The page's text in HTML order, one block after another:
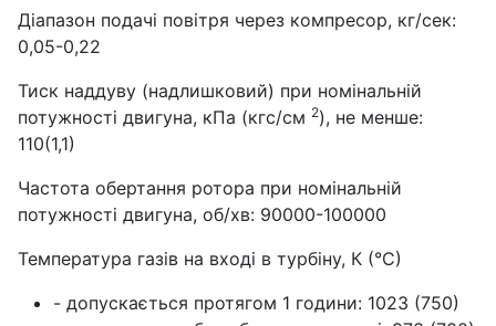
Діапазон подачі повітря через компресор, кг/сек:
0,05-0,22
Тиск наддуву (надлишковий) при номінальній
потужності двигуна, кПа (кгс/см 2), не менше:
110(1,1)
Частота обертання ротора при номінальній
потужності двигуна, об/хв: 90000-100000
Температура газів на вході в турбіну, К (°С)
- допускається протягом 1 години: 1023 (750)